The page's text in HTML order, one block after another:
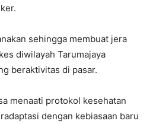
sehingga membuat jera
diwilayah Tarumajaya
beraktivitas di pasar.
menaati protokol kesehatan
dengan kebiasaan baru